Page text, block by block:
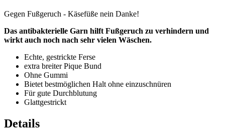
Gegen Fußgeruch - Käsefüße nein Danke!
Das antibakterielle Garn hilft Fußgeruch zu verhindern und
wirkt auch noch nach sehr vielen Wäschen.
Echte, gestrickte Ferse
extra breiter Pique Bund
Ohne Gummi
Bietet bestmöglichen Halt ohne einzuschnüren
Für gute Durchblutung
Glattgestrickt
Details